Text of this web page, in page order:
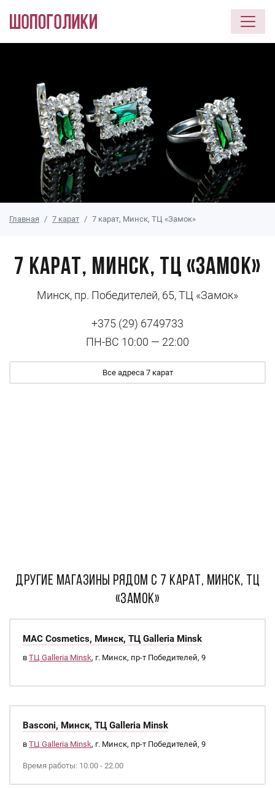
Главная 7 карат 7 карат, Минск, ТЦ «Замок»
7 карат, Минск, ТЦ «Замок»
Минск, пр. Победителей, 65, ТЦ «Замок»
+375 (29) 6749733
ПН-ВС 10:00 — 22:00
Все адреса 7 карат
ДРУГИЕ МАГАЗИНЫ РЯДОМ С 7 карат, Минск, ТЦ
«Замок»
MAC Cosmetics, Минск, ТЦ Galleria Minsk
в ТЦ Galleria Minsk, г. Минск, пр-т Победителей, 9
Basconi, Минск, ТЦ Galleria Minsk
в ТЦ Galleria Minsk, г. Минск, пр-т Победителей, 9
Время работы: 10.00 - 22.00